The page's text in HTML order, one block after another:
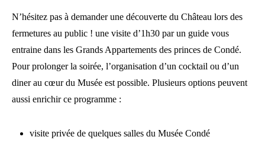
N’hésitez pas à demander une découverte du Château lors des
fermetures au public ! une visite d’1h30 par un guide vous
entraine dans les Grands Appartements des princes de Condé.
Pour prolonger la soirée, l’organisation d’un cocktail ou d’un
diner au cœur du Musée est possible. Plusieurs options peuvent
aussi enrichir ce programme :
visite privée de quelques salles du Musée Condé